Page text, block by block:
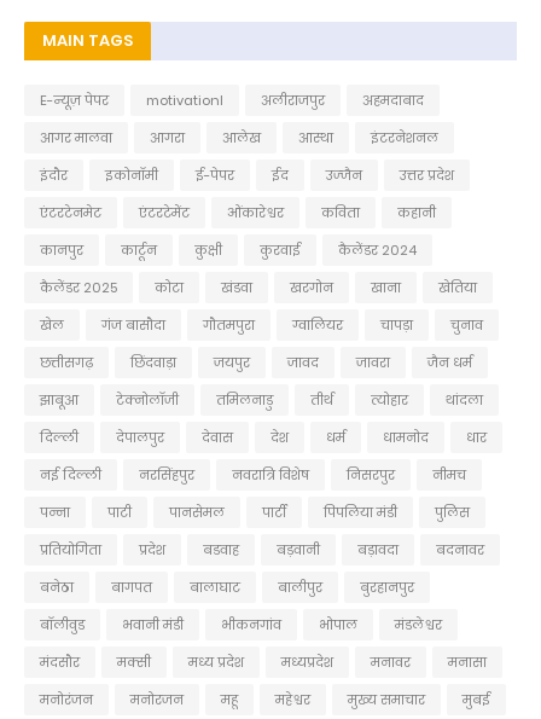
MAIN TAGS
E-न्यूज़ पेपर motivationl अलीराजपुर
अहमदाबाद
आगर मालवा
आगरा आलेख आस्था
इंटरनेशनल
इंदौर
इकोनॉमी ई-पेपर ईद उज्जैन
उत्तर प्रदेश
एंटरटेनमेट
एंटरटेमेंट ओंकारेश्वर कविता
कहानी
कानपुर
कार्टून कुक्षी कुरवाई
कैलेंडर 2024
कैलेंडर 2025
कोटा खंडवा खरगोन खाना
खेतिया
खेल
गंज बासौदा गौतमपुरा ग्वालियर चापड़ा
चुनाव
छत्तीसगढ़
छिंदवाड़ा जयपुर जावद जावरा
जैन धर्म
झाबूआ
टेक्नोलॉजी तमिलनाडु तीर्थ त्योहार
थांदला
दिल्ली
देपालपुर देवास देश धर्म धामनोद
धार
नई दिल्ली
नरसिंहपुर नवरात्रि विशेष निसरपुर
नीमच
पन्ना
पाटी पानसेमल पार्टी पिपलिया मंडी
पुलिस
प्रतियोगिता
प्रदेश बडवाह बड़वानी बड़ावदा
बदनावर
बनेठा
बागपत बालाघाट बालीपुर
बुरहानपुर
बॉलीवुड
भवानी मंडी भीकनगांव भोपाल
मंडलेश्वर
मंदसौर
मक्सी मध्य प्रदेश मध्यप्रदेश मनावर
मनासा
मनोरंजन
मनोरजन महू महेश्वर मुख्य समाचार
मुबई